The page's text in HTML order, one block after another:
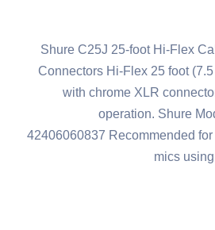
Shure C25J 25-foot Hi-Flex
Connectors Hi-Flex 25 foot
with chrome XLR
operation. Shure
42406060837 Recommended
mics